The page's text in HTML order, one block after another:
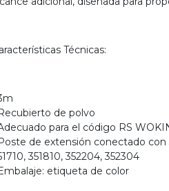
Técnicas:
de polvo
para el código RS
de extensión conectado con
351810, 352204, 352304
etiqueta de color